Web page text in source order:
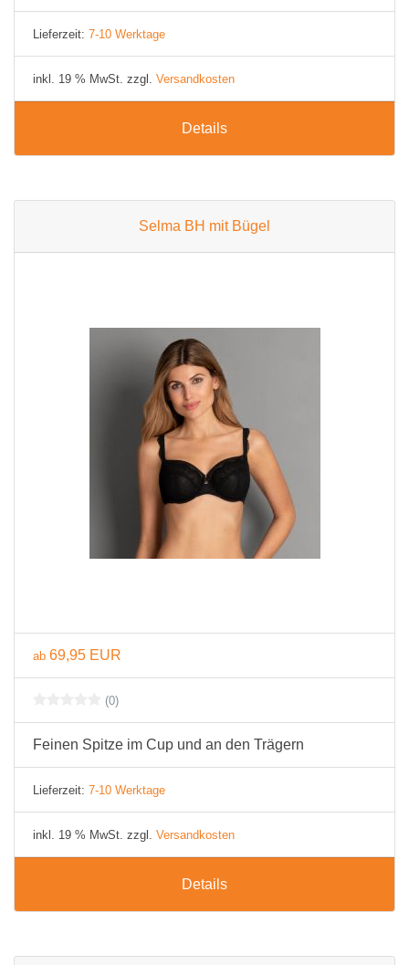
Lieferzeit: 7-10 Werktage
inkl. 19 % MwSt. zzgl. Versandkosten
Details
Selma BH mit Bügel
ab 69,95 EUR
(0)
Feinen Spitze im Cup und an den Trägern
Lieferzeit: 7-10 Werktage
inkl. 19 % MwSt. zzgl. Versandkosten
Details